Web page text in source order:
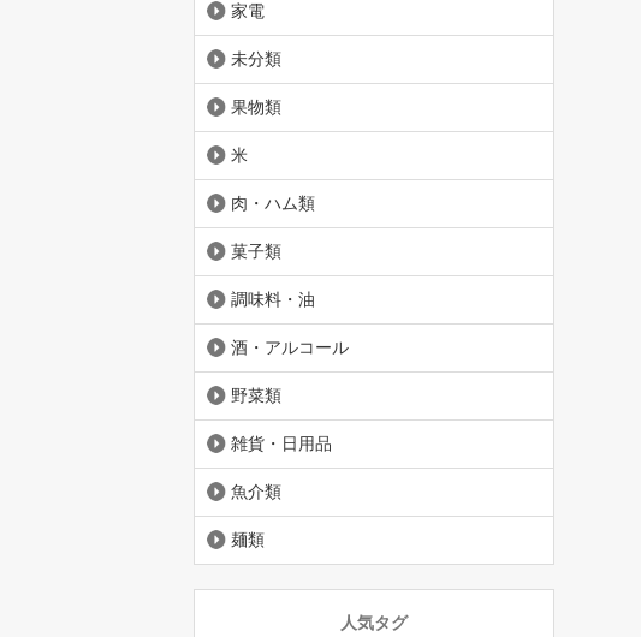
家電
未分類
果物類
米
肉・ハム類
菓子類
調味料・油
酒・アルコール
野菜類
雑貨・日用品
魚介類
麺類
人気タグ